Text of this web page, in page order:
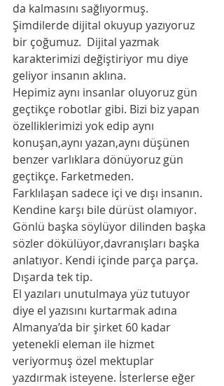
da kalmasını sağlıyormuş.
Şimdilerde dijital okuyup yazıyoruz
bir çoğumuz.  Dijital yazmak
karakterimizi değiştiriyor mu diye
geliyor insanın aklına.
Hepimiz aynı insanlar oluyoruz gün
geçtikçe robotlar gibi. Bizi biz yapan
özelliklerimizi yok edip aynı
konuşan,aynı yazan,aynı düşünen
benzer varlıklara dönüyoruz gün
geçtikçe. Farketmeden.
Farklılaşan sadece içi ve dışı insanın.
Kendine karşı bile dürüst olamıyor.
Gönlü başka söylüyor dilinden başka
sözler dökülüyor,davranışları başka
anlatıyor. Kendi içinde parça parça.
Dışarda tek tip.
El yazıları unutulmaya yüz tutuyor
diye el yazısını kurtarmak adına
Almanya’da bir şirket 60 kadar
yetenekli eleman ile hizmet
veriyormuş özel mektuplar
yazdırmak isteyene. İsterlerse eğer